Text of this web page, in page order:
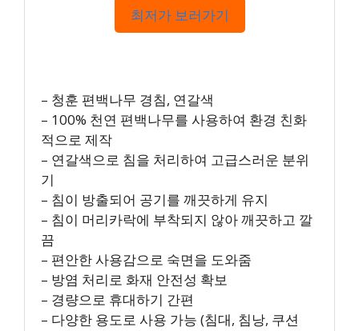
최저가 보러가기
– 청훈 편백나무 경침, 연갈색
– 100% 천연 편백나무를 사용하여 환경 친화
적으로 제작
– 연갈색으로 침을 처리하여 고급스러운 분위
기
– 침이 방출되어 공기를 깨끗하게 유지
– 침이 머리카락에 부착되지 않아 깨끗하고 깔
끔
– 편안한 사용감으로 숙면을 도와줌
– 방염 처리로 화재 안전성 확보
– 경량으로 휴대하기 간편
– 다양한 용도로 사용 가능 (침대, 침낭, 쿠션